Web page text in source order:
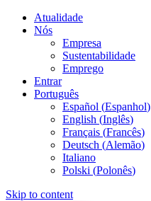
Atualidade
Nós
Empresa
Sustentabilidade
Emprego
Entrar
Português
Español (Espanhol)
English (Inglês)
Français (Francês)
Deutsch (Alemão)
Italiano
Polski (Polonês)
Skip to content